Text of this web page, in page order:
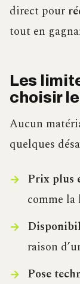
direct pour
tout en
Les
choisir
Aucun
quelques
Prix plus
comme la
raison
Pose